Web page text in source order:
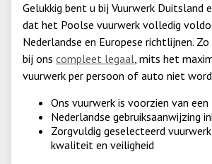
Gelukkig bent u bij Vuurwerk Duitsland
dat het Poolse vuurwerk volledig
Nederlandse en Europese richtlijnen.
bij ons compleet legaal, mits het
vuurwerk per persoon of auto niet
Ons vuurwerk is voorzien van een
Nederlandse gebruiksaanwijzing
Zorgvuldig geselecteerd
kwaliteit en veiligheid